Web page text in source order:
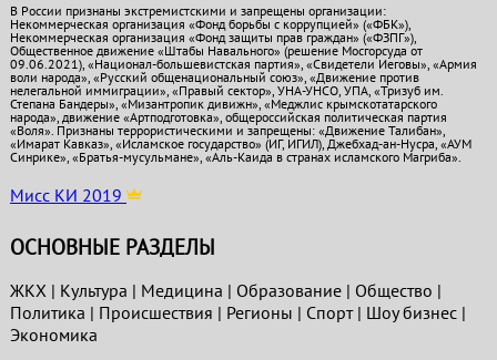
В России признаны экстремистскими и запрещены организации:
Некоммерческая организация «Фонд борьбы с коррупцией» («ФБК»),
Некоммерческая организация «Фонд защиты прав граждан» («ФЗПГ»),
Общественное движение «Штабы Навального» (решение Мосгорсуда от
09.06.2021), «Национал-большевистская партия», «Свидетели Иеговы», «Армия
воли народа», «Русский общенациональный союз», «Движение против
нелегальной иммиграции», «Правый сектор», УНА-УНСО, УПА, «Тризуб им.
Степана Бандеры», «Мизантропик дивижн», «Меджлис крымскотатарского
народа», движение «Артподготовка», общероссийская политическая партия
«Воля». Признаны террористическими и запрещены: «Движение Талибан»,
«Имарат Кавказ», «Исламское государство» (ИГ, ИГИЛ), Джебхад-ан-Нусра, «АУМ
Синрике», «Братья-мусульмане», «Аль-Каида в странах исламского Магриба».
Мисс КИ 2019
ОСНОВНЫЕ РАЗДЕЛЫ
ЖКХ | Культура | Медицина | Образование| Общество |
Политика | Проиcшествия | Регионы | Спорт| Шоу бизнес|
Экономика